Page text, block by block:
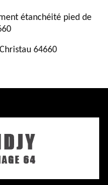
étanchéité pied de
64660